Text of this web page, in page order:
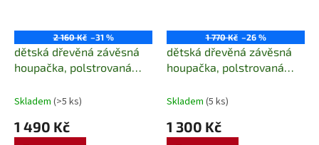
2 160 Kč –31 %
dětská dřevěná závěsná
houpačka, polstrovaná
Skladem (>5 ks)
1 490 Kč
1 770 Kč –26 %
dětská dřevěná závěsná
houpačka, polstrovaná
mixdre
Skladem (5 ks)
1 300 Kč